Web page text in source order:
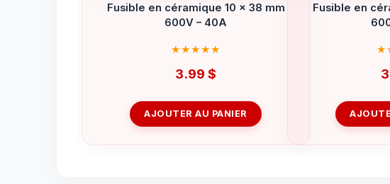
Fusible en céramique 10 x 38 mm
600V – 40A
3.99 $
AJOUTER AU PANIER
Fusible en